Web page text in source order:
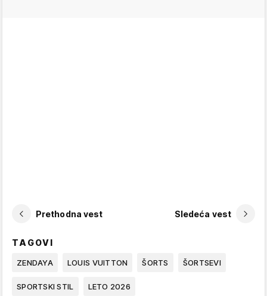
Prethodna vest Sledeća vest
TAGOVI
ZENDAYA LOUIS VUITTON ŠORTS ŠORTSEVI
SPORTSKI STIL LETO 2026